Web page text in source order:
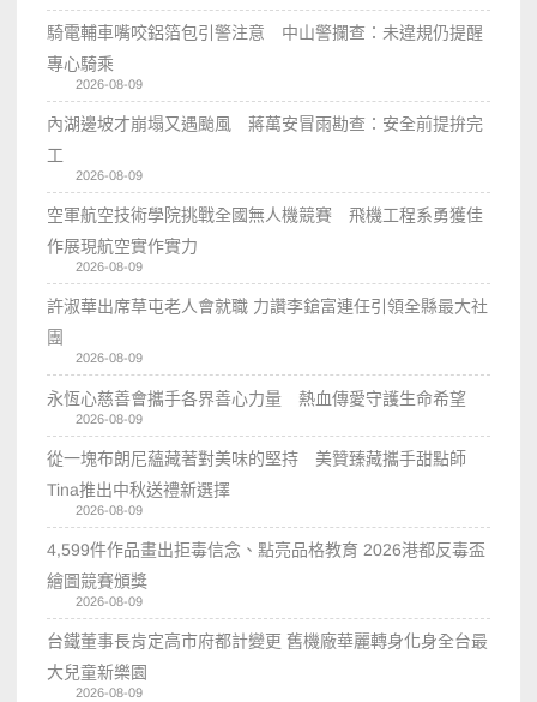
騎電輔車嘴咬鋁箔包引警注意 中山警攔查：未違規仍提醒
專心騎乘
2026-08-09
內湖邊坡才崩塌又遇颱風 蔣萬安冒雨勘查：安全前提拚完
工
2026-08-09
空軍航空技術學院挑戰全國無人機競賽 飛機工程系勇獲佳
作展現航空實作實力
2026-08-09
許淑華出席草屯老人會就職 力讚李鎗富連任引領全縣最大社
團
2026-08-09
永恆心慈善會攜手各界善心力量 熱血傳愛守護生命希望
2026-08-09
從一塊布朗尼蘊藏著對美味的堅持 美贊臻藏攜手甜點師
Tina推出中秋送禮新選擇
2026-08-09
4,599件作品畫出拒毒信念、點亮品格教育 2026港都反毒盃
繪圖競賽頒獎
2026-08-09
台鐵董事長肯定高市府都計變更 舊機廠華麗轉身化身全台最
大兒童新樂園
2026-08-09